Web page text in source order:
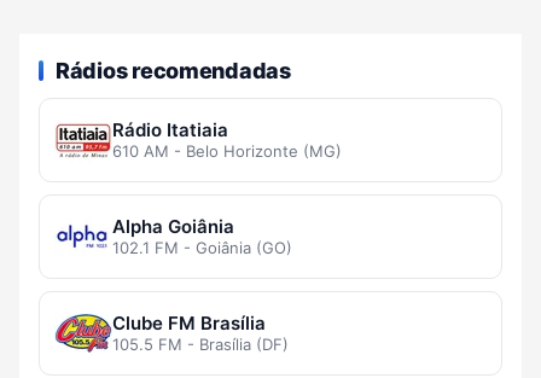
Rádios recomendadas
Rádio Itatiaia
610 AM - Belo Horizonte (MG)
Alpha Goiânia
102.1 FM - Goiânia (GO)
Clube FM Brasília
105.5 FM - Brasília (DF)